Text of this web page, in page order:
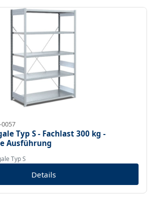
Typ S - Fachlast 300 kg -
Ausführung
Typ S
Details